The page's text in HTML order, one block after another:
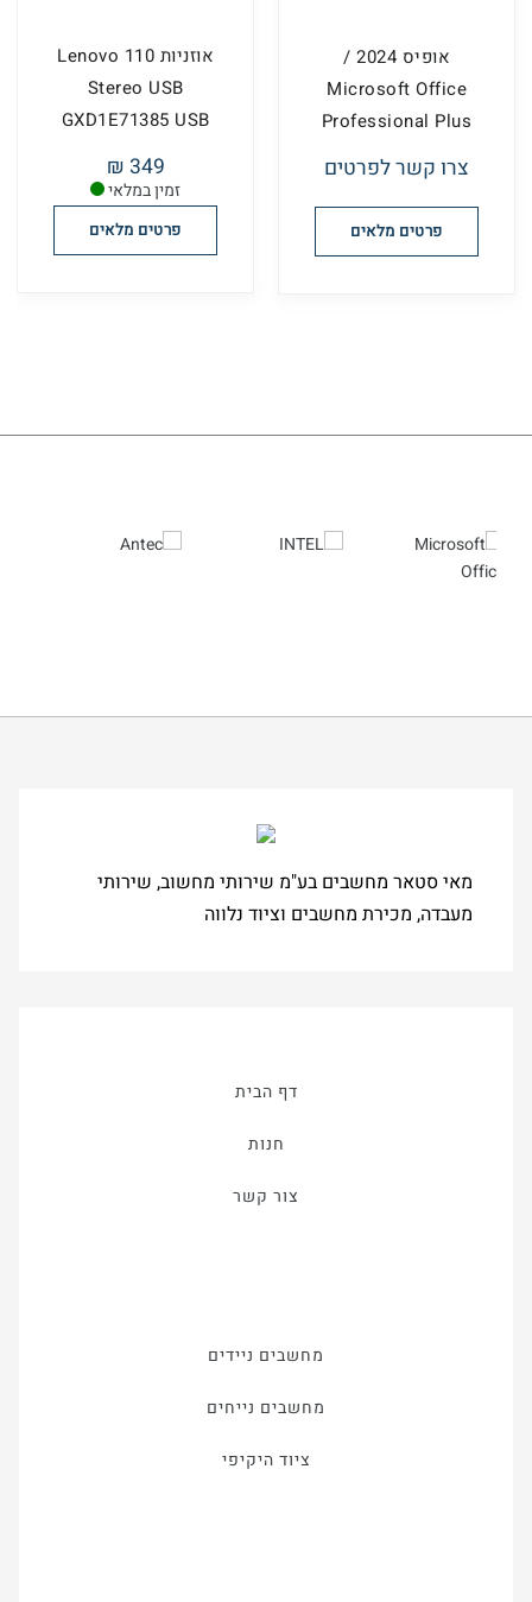
זמין במלאי
אוזניות Lenovo 110
Stereo USB
GXD1E71385 USB
לנוב
349 ₪
פרטים מלאים
אופיס 2024 /
Microsoft Office
Professional Plus
2024
צרו קשר לפרטים
פרטים מלאים
מאי סטאר מחשבים בע"מ שירותי מחשוב, שירותי
מעבדה, מכירת מחשבים וציוד נלווה
דף הבית
חנות
צור קשר
מחשבים ניידים
מחשבים נייחים
ציוד היקיפי